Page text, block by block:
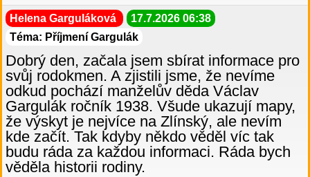
Helena Garguláková
17.7.2026 06:38
Téma: Příjmení Gargulák
Dobrý den, začala jsem sbírat informace pro
svůj rodokmen. A zjistili jsme, že nevíme
odkud pochází manželův děda Václav
Gargulák ročník 1938. Všude ukazují mapy,
že výskyt je nejvíce na Zlínský, ale nevím
kde začít. Tak kdyby někdo věděl víc tak
budu ráda za každou informaci. Ráda bych
věděla historii rodiny.